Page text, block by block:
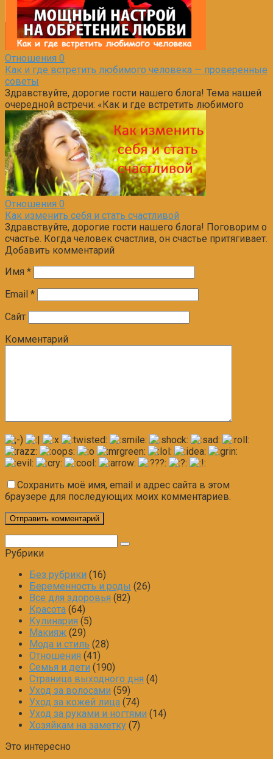
Отношения 0
Как и где встретить любимого человека — проверенные
советы
Здравствуйте, дорогие гости нашего блога! Тема нашей
очередной встречи: «Как и где встретить любимого
Отношения 0
Как изменить себя и стать счастливой
Здравствуйте, дорогие гости нашего блога! Поговорим о
счастье. Когда человек счастлив, он счастье притягивает.
Добавить комментарий
Имя *
Email *
Сайт
Комментарий
Сохранить моё имя, email и адрес сайта в этом
браузере для последующих моих комментариев.
Рубрики
Без рубрики (16)
Беременность и роды (26)
Все для здоровья (82)
Красота (64)
Кулинария (5)
Макияж (29)
Мода и стиль (28)
Отношения (41)
Семья и дети (190)
Страница выходного дня (4)
Уход за волосами (59)
Уход за кожей лица (74)
Уход за руками и ногтями (14)
Хозяйкам на заметку (7)
Это интересно